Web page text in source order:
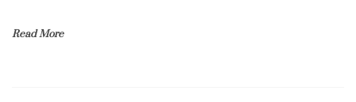
Read More